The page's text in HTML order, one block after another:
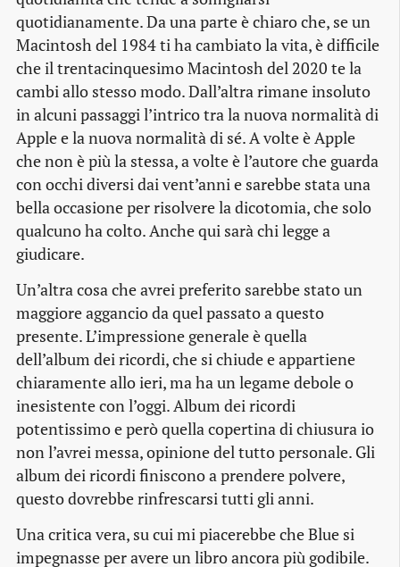
quotidianamente. Da una parte è chiaro che, se un
Macintosh del 1984 ti ha cambiato la vita, è difficile
che il trentacinquesimo Macintosh del 2020 te la
cambi allo stesso modo. Dall’altra rimane insoluto
in alcuni passaggi l’intrico tra la nuova normalità di
Apple e la nuova normalità di sé. A volte è Apple
che non è più la stessa, a volte è l’autore che guarda
con occhi diversi dai vent’anni e sarebbe stata una
bella occasione per risolvere la dicotomia, che solo
qualcuno ha colto. Anche qui sarà chi legge a
giudicare.
Un’altra cosa che avrei preferito sarebbe stato un
maggiore aggancio da quel passato a questo
presente. L’impressione generale è quella
dell’album dei ricordi, che si chiude e appartiene
chiaramente allo ieri, ma ha un legame debole o
inesistente con l’oggi. Album dei ricordi
potentissimo e però quella copertina di chiusura io
non l’avrei messa, opinione del tutto personale. Gli
album dei ricordi finiscono a prendere polvere,
questo dovrebbe rinfrescarsi tutti gli anni.
Una critica vera, su cui mi piacerebbe che Blue si
impegnasse per avere un libro ancora più godibile.